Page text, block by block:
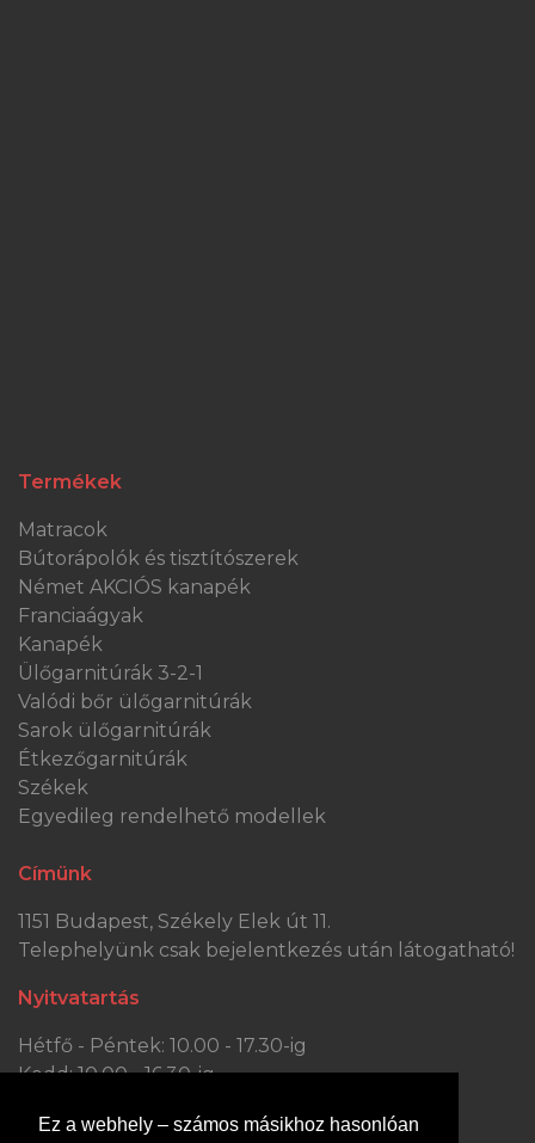
Ez a webhely – számos másikhoz hasonlóan
Termékek
Matracok
Bútorápolók és tisztítószerek
Német AKCIÓS kanapék
Franciaágyak
Kanapék
Ülőgarnitúrák 3-2-1
Valódi bőr ülőgarnitúrák
Sarok ülőgarnitúrák
Étkezőgarnitúrák
Székek
Egyedileg rendelhető modellek
Címünk
1151 Budapest, Székely Elek út 11.
Telephelyünk csak bejelentkezés után látogatható!
Nyitvatartás
Hétfő - Péntek: 10.00 - 17.30-ig
Kedd: 10.00 - 16.30-ig
Vasárnap: ZÁRVA